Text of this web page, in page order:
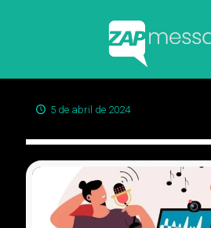
5 de abril de 2024